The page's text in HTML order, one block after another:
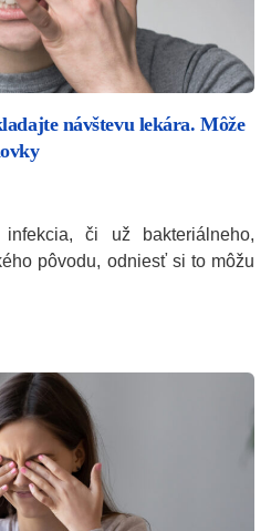
návštevu lekára. Môže
či už bakteriálneho,
pôvodu, odniesť si to môžu